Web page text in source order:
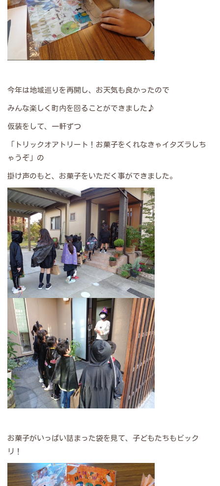
今年は地域巡りを再開し、お天気も良かったので
みんな楽しく町内を回ることができました♪
仮装をして、一軒ずつ
「トリックオアトリート！お菓子をくれなきゃイタズラしち
ゃうぞ」の
掛け声のもと、お菓子をいただく事ができました。
お菓子がいっぱい詰まった袋を見て、子どもたちもビック
リ！